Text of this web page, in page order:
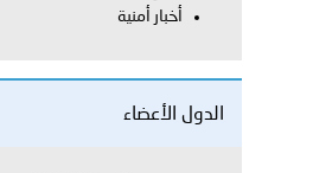
تطلع وفد الشرطة الإيطالية على منظومتي التأهيل
أخبار أمنية
الدول الأعضاء